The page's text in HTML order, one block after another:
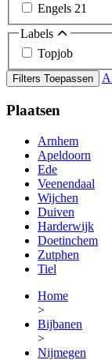
Engels 21
Labels
Topjob
Filters Toepassen
Plaatsen
Arnhem
Apeldoorn
Ede
Veenendaal
Wijchen
Duiven
Harderwijk
Doetinchem
Zutphen
Tiel
Home
>
Bijbanen
>
Nijmegen